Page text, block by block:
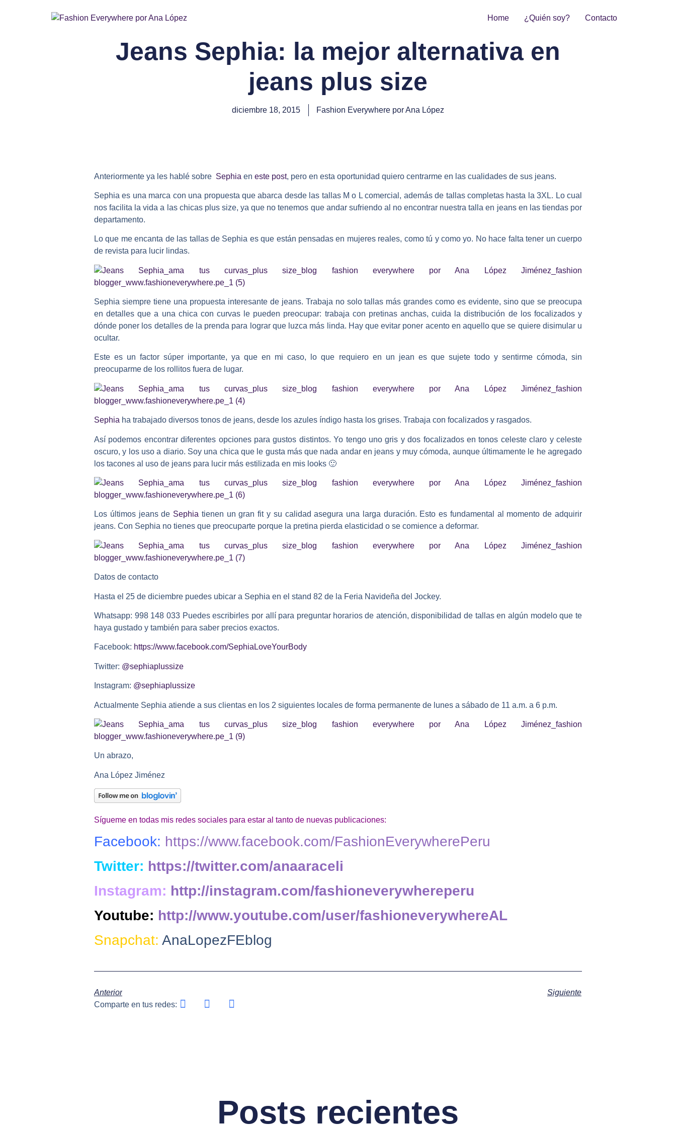
Home ¿Quién soy? Contacto
Jeans Sephia: la mejor alternativa en
jeans plus size
diciembre 18, 2015 Fashion Everywhere por Ana López
Anteriormente ya les hablé sobre Sephia en este post, pero en esta oportunidad quiero centrarme en las cualidades de sus jeans.
Sephia es una marca con una propuesta que abarca desde las tallas M o L comercial, además de tallas completas hasta la 3XL. Lo cual
nos facilita la vida a las chicas plus size, ya que no tenemos que andar sufriendo al no encontrar nuestra talla en jeans en las tiendas por
departamento.
Lo que me encanta de las tallas de Sephia es que están pensadas en mujeres reales, como tú y como yo. No hace falta tener un cuerpo
de revista para lucir lindas.
Sephia siempre tiene una propuesta interesante de jeans. Trabaja no solo tallas más grandes como es evidente, sino que se preocupa
en detalles que a una chica con curvas le pueden preocupar: trabaja con pretinas anchas, cuida la distribución de los focalizados y
dónde poner los detalles de la prenda para lograr que luzca más linda. Hay que evitar poner acento en aquello que se quiere disimular u
ocultar.
Este es un factor súper importante, ya que en mi caso, lo que requiero en un jean es que sujete todo y sentirme cómoda, sin
preocuparme de los rollitos fuera de lugar.
Sephia ha trabajado diversos tonos de jeans, desde los azules índigo hasta los grises. Trabaja con focalizados y rasgados.
Así podemos encontrar diferentes opciones para gustos distintos. Yo tengo uno gris y dos focalizados en tonos celeste claro y celeste
oscuro, y los uso a diario. Soy una chica que le gusta más que nada andar en jeans y muy cómoda, aunque últimamente le he agregado
los tacones al uso de jeans para lucir más estilizada en mis looks 🙂
Los últimos jeans de Sephia tienen un gran fit y su calidad asegura una larga duración. Esto es fundamental al momento de adquirir
jeans. Con Sephia no tienes que preocuparte porque la pretina pierda elasticidad o se comience a deformar.
Datos de contacto
Hasta el 25 de diciembre puedes ubicar a Sephia en el stand 82 de la Feria Navideña del Jockey.
Whatsapp: 998 148 033 Puedes escribirles por allí para preguntar horarios de atención, disponibilidad de tallas en algún modelo que te
haya gustado y también para saber precios exactos.
Facebook: https://www.facebook.com/SephiaLoveYourBody
Twitter: @sephiaplussize
Instagram: @sephiaplussize
Actualmente Sephia atiende a sus clientas en los 2 siguientes locales de forma permanente de lunes a sábado de 11 a.m. a 6 p.m.
Un abrazo,
Ana López Jiménez
Sígueme en todas mis redes sociales para estar al tanto de nuevas publicaciones:
Facebook: https://www.facebook.com/FashionEverywherePeru
Twitter: https://twitter.com/anaaraceli
Instagram: http://instagram.com/fashioneverywhereperu
Youtube: http://www.youtube.com/user/fashioneverywhereAL
Snapchat: AnaLopezFEblog
Anterior
Siguiente
Comparte en tus redes:
Posts recientes